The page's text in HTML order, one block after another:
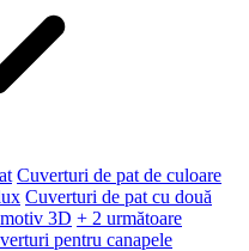
Cuverturi de pat de culoare
Cuverturi de pat cu două
3D + 2 următoare
pentru canapele